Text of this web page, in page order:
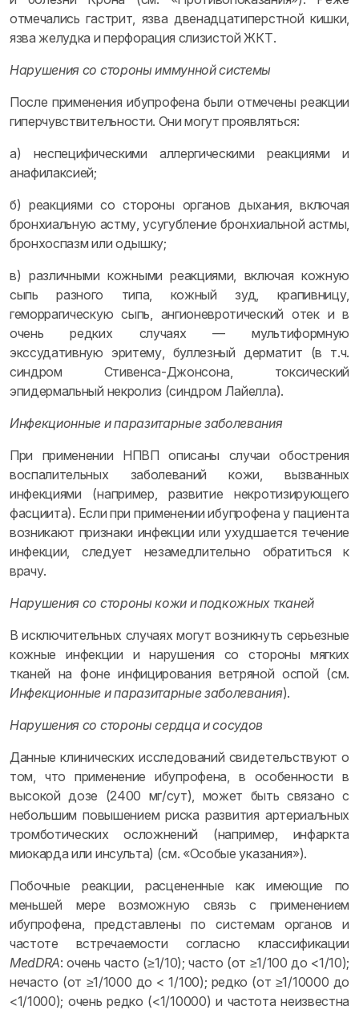
отмечались гастрит, язва двенадцатиперстной кишки,
язва желудка и перфорация слизистой ЖКТ.
Нарушения со стороны иммунной системы
После применения ибупрофена были отмечены реакции
гиперчувствительности. Они могут проявляться:
а) неспецифическими аллергическими реакциями и
анафилаксией;
б) реакциями со стороны органов дыхания, включая
бронхиальную астму, усугубление бронхиальной астмы,
бронхоспазм или одышку;
в) различными кожными реакциями, включая кожную
сыпь разного типа, кожный зуд, крапивницу,
геморрагическую сыпь, ангионевротический отек и в
очень редких случаях — мультиформную
экссудативную эритему, буллезный дерматит (в т.ч.
синдром Стивенса-Джонсона, токсический
эпидермальный некролиз (синдром Лайелла).
Инфекционные и паразитарные заболевания
При применении НПВП описаны случаи обострения
воспалительных заболеваний кожи, вызванных
инфекциями (например, развитие некротизирующего
фасциита). Если при применении ибупрофена у пациента
возникают признаки инфекции или ухудшается течение
инфекции, следует незамедлительно обратиться к
врачу.
Нарушения со стороны кожи и подкожных тканей
В исключительных случаях могут возникнуть серьезные
кожные инфекции и нарушения со стороны мягких
тканей на фоне инфицирования ветряной оспой (см.
Инфекционные и паразитарные заболевания).
Нарушения со стороны сердца и сосудов
Данные клинических исследований свидетельствуют о
том, что применение ибупрофена, в особенности в
высокой дозе (2400 мг/сут), может быть связано с
небольшим повышением риска развития артериальных
тромботических осложнений (например, инфаркта
миокарда или инсульта) (см. «Особые указания»).
Побочные реакции, расцененные как имеющие по
меньшей мере возможную связь с применением
ибупрофена, представлены по системам органов и
частоте встречаемости согласно классификации
MedDRA: очень часто (≥1/10); часто (от ≥1/100 до <1/10);
нечасто (от ≥1/1000 до < 1/100); редко (от ≥1/10000 до
<1/1000); очень редко (<1/10000) и частота неизвестна